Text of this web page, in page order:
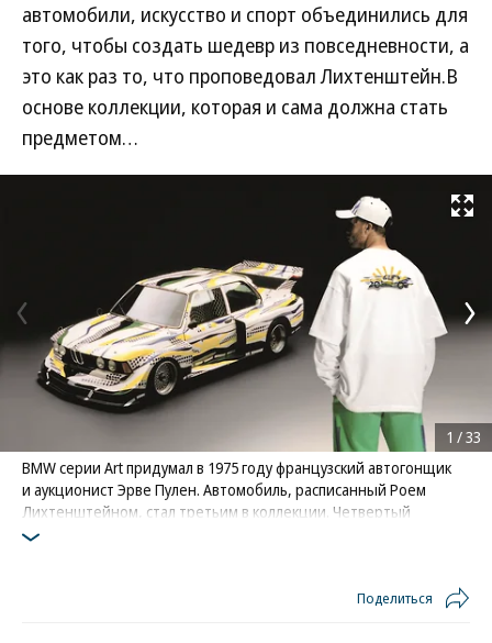
автомобили, искусство и спорт объединились для
того, чтобы создать шедевр из повседневности, а
это как раз то, что проповедовал Лихтенштейн.В
основе коллекции, которая и сама должна стать
предметом…
Развернуть
BMW серии Art придумал в 1975 году французский автогонщик
и аукционист Эрве Пулен. Автомобиль, расписанный Роем
Лихтенштейном, стал третьим в коллекции. Четвертый
раскрасил его друг Энди Уорхол
1 /33
Поделиться